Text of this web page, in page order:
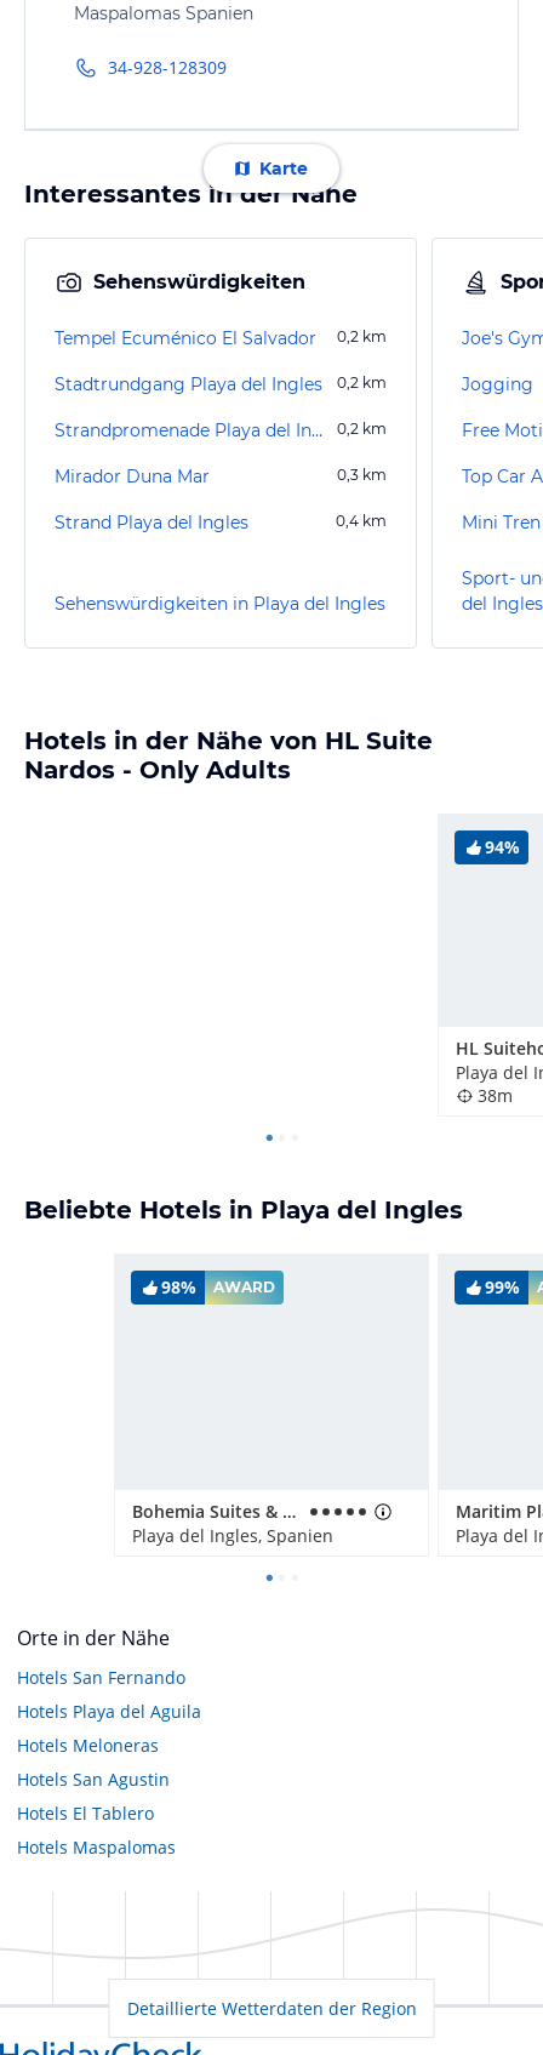
Maspalomas Spanien
34-928-128309
Karte
Interessantes in der Nähe
Sehenswürdigkeiten
Tempel Ecuménico El Salvador 0,2 km
Stadtrundgang Playa del Ingles 0,2 km
Strandpromenade Playa del Inglés 0,2 km
Mirador Duna Mar 0,3 km
Strand Playa del Ingles 0,4 km
Sehenswürdigkeiten in Playa del Ingles
Joe's
Jogging
Free
Top Car
Mini Tren
Sport-
del Ingles
Hotels in der Nähe von HL Suite
Nardos - Only Adults
94%
Playa del
38m
Beliebte Hotels in Playa del Ingles
98% AWARD
Bohemia Suites & Spa - Adults only
Playa del Ingles, Spanien
99%
Maritim
Playa del
Orte in der Nähe
Hotels San Fernando
Hotels Playa del Aguila
Hotels Meloneras
Hotels San Agustin
Hotels El Tablero
Hotels Maspalomas
Detaillierte Wetterdaten der Region